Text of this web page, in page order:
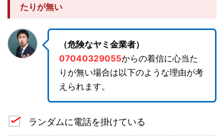
たりが無い
（危険なヤミ金業者）
07040329055からの着信に心当た
りが無い場合は以下のような理由が考
えられます。
ランダムに電話を掛けている